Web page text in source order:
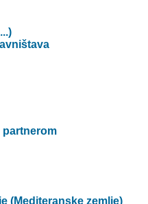
partnerom
(Mediteranske zemlje)